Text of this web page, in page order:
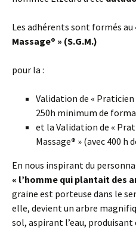
Les adhérents sont formés au
Massage® » (S.G.M.)
pour la :
Validation de «
250h minimum de
et la Validation de «
Massage® » (avec 400 h
En nous inspirant du
« l’homme qui plantait des
graine est porteuse dans le
elle, devient un arbre
sol, aspirant l’eau,